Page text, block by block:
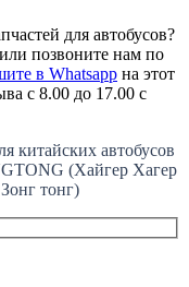
для автобусов?
позвоните нам по
в Whatsapp на этот
с 8.00 до 17.00 с
китайских автобусов
(Хайгер Хагер
тонг)